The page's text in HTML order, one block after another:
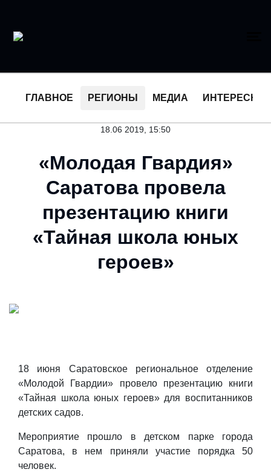
ГЛАВНОЕ РЕГИОНЫ МЕДИА ИНТЕРЕСНОЕ
18.06 2019, 15:50
«Молодая Гвардия»
Саратова провела
презентацию книги
«Тайная школа юных
героев»
18 июня Саратовское региональное отделение
«Молодой Гвардии» провело презентацию книги
«Тайная школа юных героев» для воспитанников
детских садов.
Мероприятие прошло в детском парке города
Саратова, в нем приняли участие порядка 50
человек.